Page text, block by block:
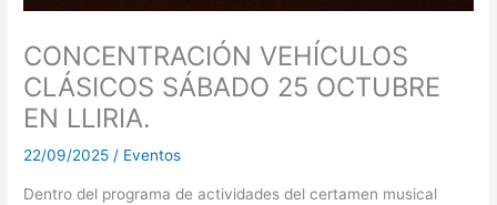
CONCENTRACIÓN VEHÍCULOS
CLÁSICOS SÁBADO 25 OCTUBRE
EN LLIRIA.
22/09/2025/ Eventos
Dentro del programa de actividades del certamen musical